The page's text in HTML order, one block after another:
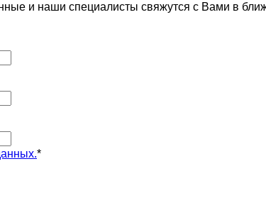
и наши специалисты свяжутся с Вами в
*